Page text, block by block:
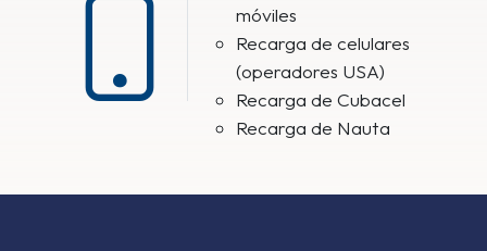
móviles
Recarga de celulares
(operadores USA)
Recarga de Cubacel
Recarga de Nauta